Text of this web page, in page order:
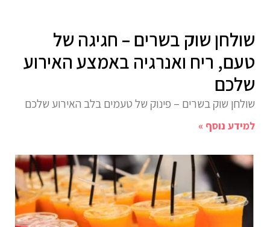
שולחן שוק בשרים – חגיגה של
טעם, ריח ואנרגיה באמצע האירוע
שלכם
שולחן שוק בשרים – פינוק של טעמים בלב האירוע שלכם
למידע נוסף »